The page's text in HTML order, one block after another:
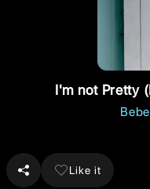
I'm not Pretty
Like it